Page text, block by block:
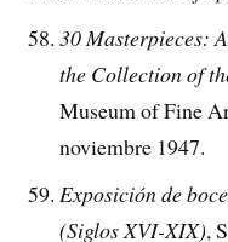
30 Masterpieces:
the Collection of
Museum of Fine
noviembre 1947.
Exposición de
(Siglos XVI-XIX),